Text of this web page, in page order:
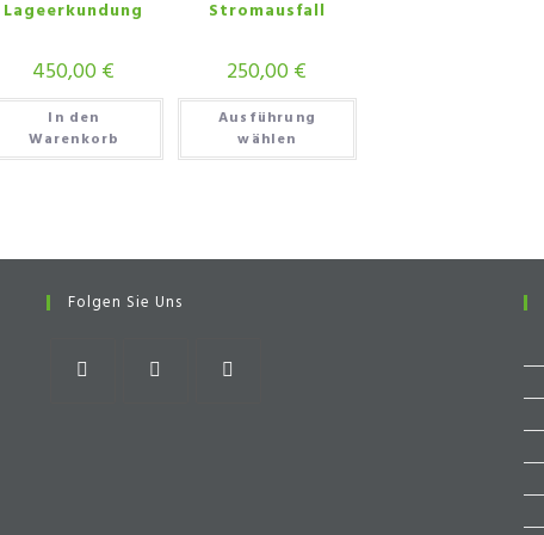
Lageerkundung
450,00€
In den
Warenkorb
Stromausfall
250,00€
Ausführung
wählen
Folgen Sie Uns